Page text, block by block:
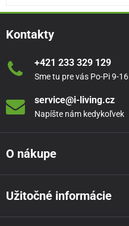
Kontakty
+421 233 329 129
Sme tu pre vás Po-Pi 9-16
service@i-living.cz
Napíšte nám kedykoľvek
O nákupe
Užitočné informácie